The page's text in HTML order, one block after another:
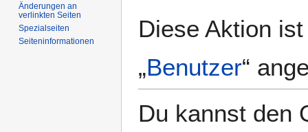
Diese Aktion
„Benutzer“
Du kannst den
Änderungen an
verlinkten Seiten
Spezialseiten
Seiten­­informationen